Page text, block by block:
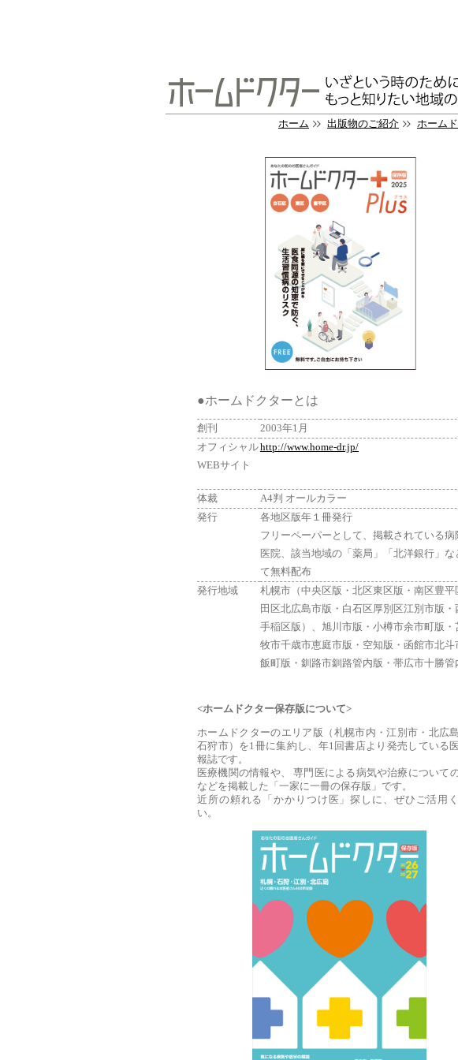
ホーム 出版物のご紹介 ホーム
●ホームドクターとは
創刊
2003年1月
オフィシャル
WEBサイト
http://www.home-dr.jp/
体裁
A4判 オールカラー
発行
各地区版年１冊発行
フリーペーパーとして、掲載されている病
医院、該当地域の「薬局」「北洋銀行」な
て無料配布
発行地域
札幌市（中央区版・北区東区版・南区豊平
田区北広島市版・白石区厚別区江別市版・
手稲区版）、旭川市版・小樽市余市町版・
牧市千歳市恵庭市版・空知版・函館市北斗
飯町版・釧路市釧路管内版・帯広市十勝管
<ホームドクター保存版について>
ホームドクターのエリア版（札幌市内・江別市・北広
石狩市）を1冊に集約し、年1回書店より発売している
報誌です。
医療機関の情報や、 専門医による病気や治療について
などを掲載した「一家に一冊の保存版」です。
近所の頼れる「かかりつけ医」探しに、ぜひご活用
い。